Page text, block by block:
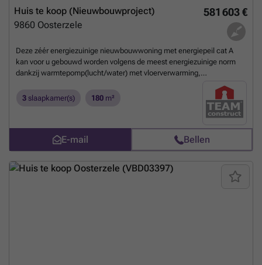
581 603 €
Huis te koop (Nieuwbouwproject)
9860 Oosterzele
Deze zéér energiezuinige nieuwbouwwoning met energiepeil cat A
kan voor u gebouwd worden volgens de meest energiezuinige norm
dankzij warmtepomp(lucht/water) met vloerverwarming,
ventilatiesysteem met dubbele luchtstroom en warmterecuperatie
(systeem D), driedubbele beglazing, 13 zonnepanelen(445wp),
performante isolatie en hoogwaardige afwerking door ons sterk
lastenboek. Het ontwerp kan nog volledig aan uw smaak worden
aangepast alsook de indeling en de afwerkingsgraad. Meer info via
Team Construct op het nummer: ### of ### . De prijs bedraagt
ALL-IN : 689.989€ (Grond + registratie + notaris + woning + 21% btw +
aansluitingskosten nutsvoorziening)
3 slaapkamer(s) 180 m²
E-mail Bellen